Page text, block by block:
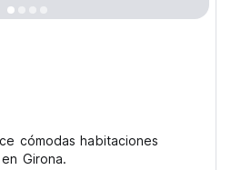
cómodas habitaciones
Girona.